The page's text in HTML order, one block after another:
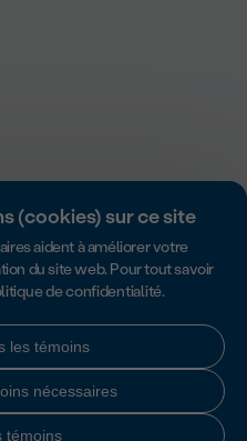
(cookies) sur ce site
aident à améliorer votre
du site web. Pour tout savoir
de confidentialité.
les témoins
nécessaires
témoins
excellence en matière de
des droits du donateur